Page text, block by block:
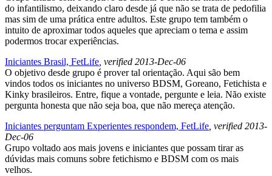
do infantilismo, deixando claro desde já que não se trata de pedofilia
mas sim de uma prática entre adultos. Este grupo tem também o
intuito de aproximar todos aqueles que apreciam o tema e assim
podermos trocar experiências.
Iniciantes Brasil, FetLife , verified 2013-Dec-06
O objetivo desde grupo é prover tal orientação. Aqui são bem
vindos todos os iniciantes no universo BDSM, Goreano, Fetichista e
Kinky brasileiros. Entre, fique a vontade, pergunte e leia. Não existe
pergunta honesta que não seja boa, que não mereça atenção.
Iniciantes perguntam Experientes respondem, FetLife , verified 2013-
Dec-06
Grupo voltado aos mais jovens e iniciantes que possam tirar as
dúvidas mais comuns sobre fetichismo e BDSM com os mais
velhos.